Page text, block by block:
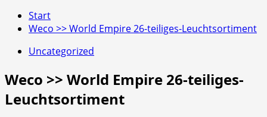
Start
Weco >> World Empire 26-teiliges-Leuchtsortiment
Uncategorized
Weco >> World Empire 26-teiliges-
Leuchtsortiment